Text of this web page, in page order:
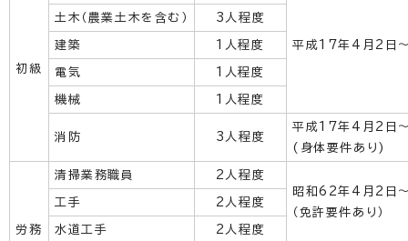
初級
平成17年4月2日
土木（農業土木を含む） 3人程度
建築 1人程度
電気 1人程度
機械 1人程度
消防 3人程度
平成17年4月2日
(身体要件あり)
労務
清掃業務職員
2人程度
昭和62年4月2日
（免許要件あり）
工手 2人程度
水道工手 2人程度